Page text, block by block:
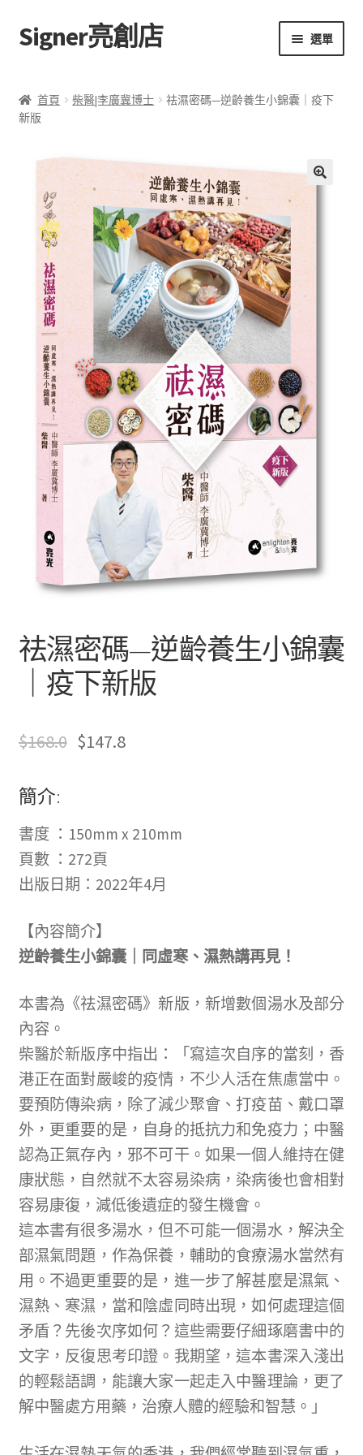
跳
至
覽
列
跳
至
要
內
Signer亮創店 選單
購物車
學校選書（小學）
學校選書（中學）
「此時此地 看見亮光」2025特展
網上書店
無紙書
文創
聯絡我們+郵費
海外訂購書籍
首頁 柴醫|李廣冀博士
祛濕密碼—逆齡養生小錦囊｜疫下
新版
🔍
祛濕密碼—逆齡養生小錦囊
｜疫下新版
$168.0 $147.8
簡介:
書度 ：150mm x 210mm
頁數 ：272頁
出版日期：2022年4月
【內容簡介】
逆齡養生小錦囊｜同虛寒、濕熱講再見！
本書為《祛濕密碼》新版，新增數個湯水及部分
內容。
柴醫於新版序中指出：「寫這次自序的當刻，香
港正在面對嚴峻的疫情，不少人活在焦慮當中。
要預防傳染病，除了減少聚會、打疫苗、戴口罩
外，更重要的是，自身的抵抗力和免疫力；中醫
認為正氣存內，邪不可干。如果一個人維持在健
康狀態，自然就不太容易染病，染病後也會相對
容易康復，減低後遺症的發生機會。
這本書有很多湯水，但不可能一個湯水，解決全
部濕氣問題，作為保養，輔助的食療湯水當然有
用。不過更重要的是，進一步了解甚麼是濕氣、
濕熱、寒濕，當和陰虛同時出現，如何處理這個
矛盾？先後次序如何？這些需要仔細琢磨書中的
文字，反復思考印證。我期望，這本書深入淺出
的輕鬆語調，能讓大家一起走入中醫理論，更了
解中醫處方用藥，治療人體的經驗和智慧。」